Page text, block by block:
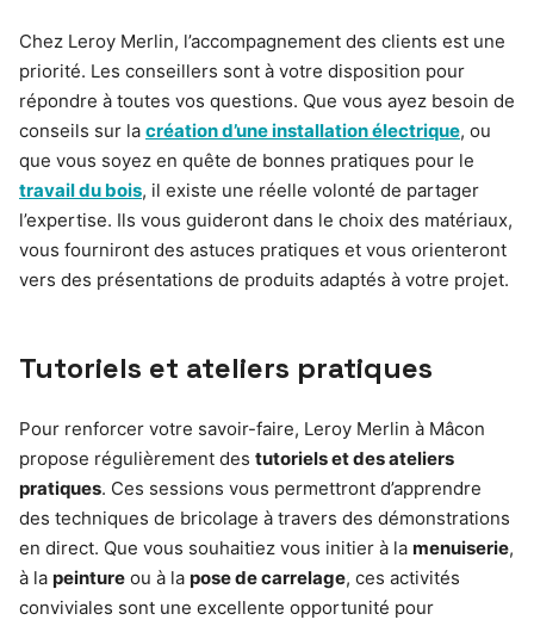
Chez Leroy Merlin, l’accompagnement des clients est une
priorité. Les conseillers sont à votre disposition pour
répondre à toutes vos questions. Que vous ayez besoin de
conseils sur la création d’une installation électrique, ou
que vous soyez en quête de bonnes pratiques pour le
travail du bois, il existe une réelle volonté de partager
l’expertise. Ils vous guideront dans le choix des matériaux,
vous fourniront des astuces pratiques et vous orienteront
vers des présentations de produits adaptés à votre projet.
Tutoriels et ateliers pratiques
Pour renforcer votre savoir-faire, Leroy Merlin à Mâcon
propose régulièrement des tutoriels et des ateliers
pratiques. Ces sessions vous permettront d’apprendre
des techniques de bricolage à travers des démonstrations
en direct. Que vous souhaitiez vous initier à la menuiserie,
à la peinture ou à la pose de carrelage, ces activités
conviviales sont une excellente opportunité pour